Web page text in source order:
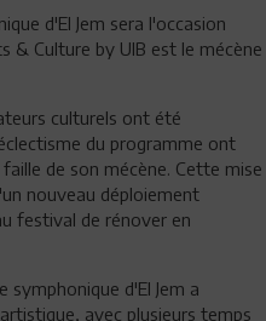
d'El Jem sera l'occasion
Culture by UIB est le mécène
culturels ont été
du programme ont
de son mécène. Cette mise
nouveau déploiement
festival de rénover en
d'El Jem a
avec plusieurs temps